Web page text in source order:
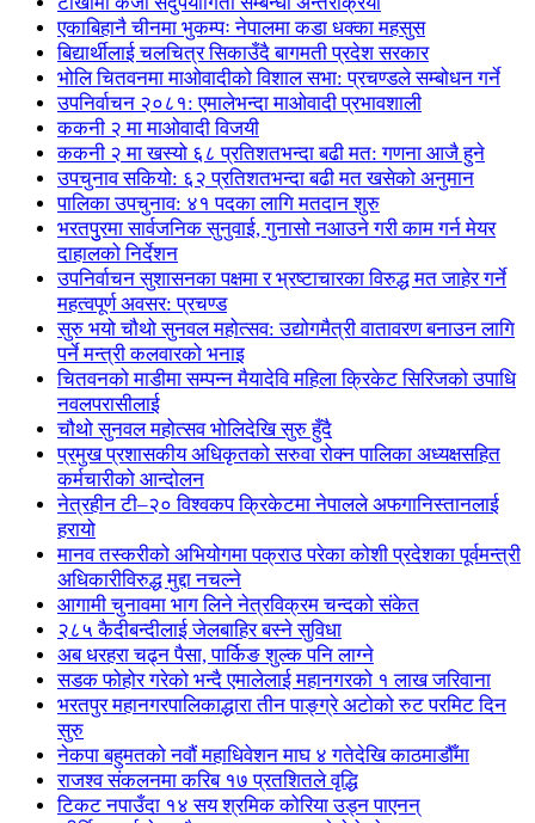
एकाबिहानै चीनमा भुकम्पः नेपालमा कडा धक्का महसुस
बिद्यार्थीलाई चलचित्र सिकाउँदै बागमती प्रदेश सरकार
भोलि चितवनमा माओवादीको विशाल सभा: प्रचण्डले सम्बोधन गर्ने
उपनिर्वाचन २०८१: एमालेभन्दा माओवादी प्रभावशाली
ककनी २ मा माओवादी विजयी
ककनी २ मा खस्यो ६८ प्रतिशतभन्दा बढी मत: गणना आजै हुने
उपचुनाव सकियो: ६२ प्रतिशतभन्दा बढी मत खसेको अनुमान
पालिका उपचुनाव: ४१ पदका लागि मतदान शुरु
भरतपुुरमा सार्वजनिक सुनुवाई, गुनासो नआउने गरी काम गर्न मेयर
दाहालको निर्देशन
उपनिर्वाचन सुशासनका पक्षमा र भ्रष्टाचारका विरुद्ध मत जाहेर गर्ने
महत्वपूर्ण अवसर: प्रचण्ड
सुरु भयो चौथो सुनवल महोत्सव: उद्योगमैत्री वातावरण बनाउन लागि
पर्ने मन्त्री कलवारको भनाइ
चितवनको माडीमा सम्पन्न मैयादेवि महिला क्रिकेट सिरिजको उपाधि
नवलपरासीलाई
चौथो सुनवल महोत्सव भोलिदेखि सुरु हुँदै
प्रमुख प्रशासकीय अधिकृतको सरुवा रोक्न पालिका अध्यक्षसहित
कर्मचारीको आन्दोलन
नेत्रहीन टी–२० विश्वकप क्रिकेटमा नेपालले अफगानिस्तानलाई
हरायो
मानव तस्करीको अभियोगमा पक्राउ परेका कोशी प्रदेशका पूर्वमन्त्री
अधिकारीविरुद्ध मुद्दा नचल्ने
आगामी चुनावमा भाग लिने नेत्रविक्रम चन्दको संकेत
२८५ कैदीबन्दीलाई जेलबाहिर बस्ने सुविधा
अब धरहरा चढ्न पैसा, पार्किङ शुल्क पनि लाग्ने
सडक फोहोर गरेको भन्दै एमालेलाई महानगरको १ लाख जरिवाना
भरतपुर महानगरपालिकाद्धारा तीन पाङ्ग्रे अटोको रुट परमिट दिन
सुरु
नेकपा बहुमतको नवौं महाधिवेशन माघ ४ गतेदेखि काठमाडौँमा
राजश्व संकलनमा करिब १७ प्रतशितले वृद्धि
टिकट नपाउँदा १४ सय श्रमिक कोरिया उड्न पाएनन्